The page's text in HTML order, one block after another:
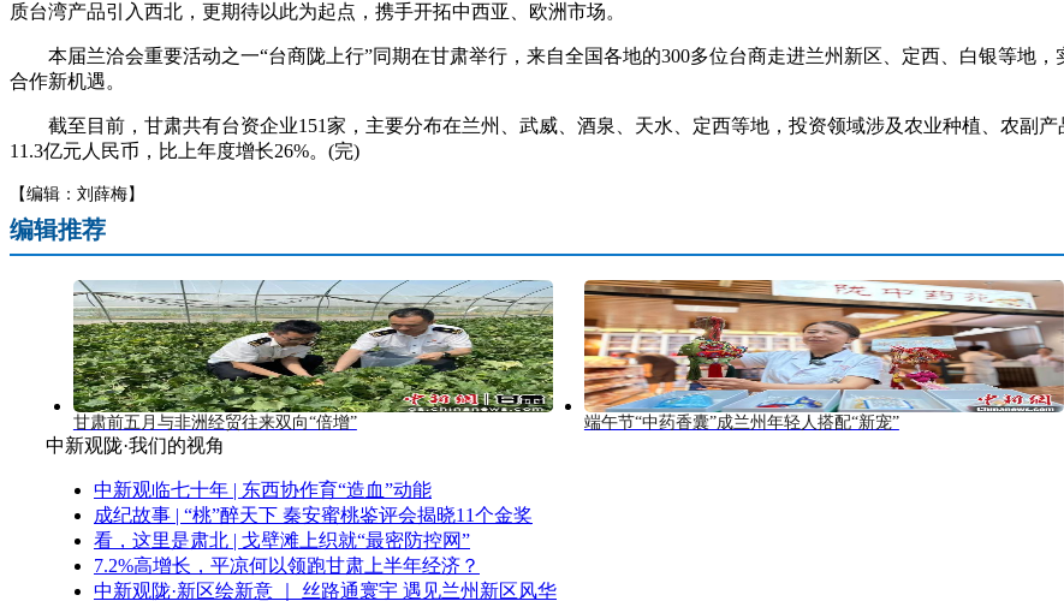
质台湾产品引入西北，更期待以此为起点，携手开拓中西亚、欧洲市场。
本届兰洽会重要活动之一“台商陇上行”同期在甘肃举行，来自全国各地的300多位台商走进兰州新区、定西、白银等地
合作新机遇。
截至目前，甘肃共有台资企业151家，主要分布在兰州、武威、酒泉、天水、定西等地，投资领域涉及农业种植、农副产
11.3亿元人民币，比上年度增长26%。(完)
【编辑：刘薛梅】
编辑推荐
甘肃前五月与非洲经贸往来双向“倍增” 端午节“中药香囊”成兰州年轻人搭配“新宠”
中新观陇·我们的视角
中新观临七十年 | 东西协作育“造血”动能
成纪故事 | “桃”醉天下 秦安蜜桃鉴评会揭晓11个金奖
看，这里是肃北 | 戈壁滩上织就“最密防控网”
7.2%高增长，平凉何以领跑甘肃上半年经济？
中新观陇·新区绘新意 ｜ 丝路通寰宇 遇见兰州新区风华